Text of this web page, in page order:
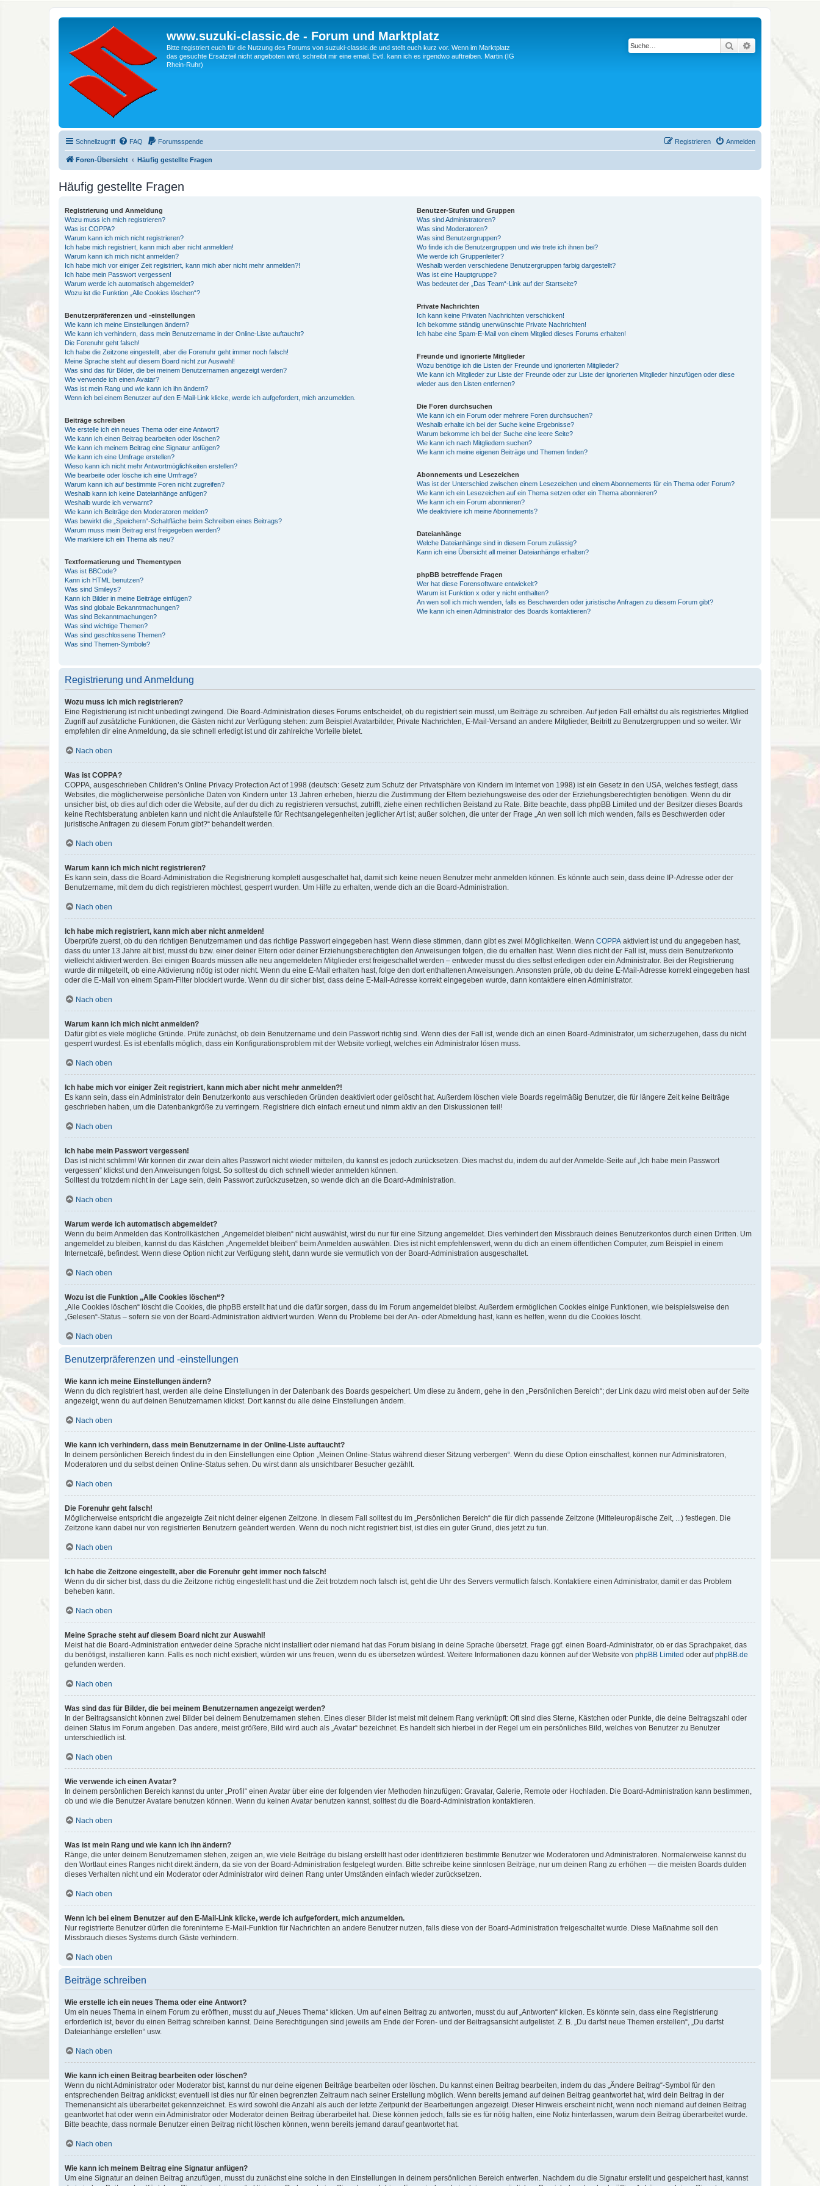
www.suzuki-classic.de - Forum und Marktplatz
Bitte registriert euch für die Nutzung des Forums von suzuki-classic.de und stellt euch kurz vor. Wenn im Marktplatz
das gesuchte Ersatzteil nicht angeboten wird, schreibt mir eine email. Evtl. kann ich es irgendwo auftreiben. Martin (IG
Rhein-Ruhr)
Suche Erweiterte Suche
Schnellzugriff FAQ Forumsspende Anmelden
Registrieren
Foren-Übersicht Häufig gestellte Fragen
Häufig gestellte Fragen
Registrierung und Anmeldung
Wozu muss ich mich registrieren?
Was ist COPPA?
Warum kann ich mich nicht registrieren?
Ich habe mich registriert, kann mich aber nicht anmelden!
Warum kann ich mich nicht anmelden?
Ich habe mich vor einiger Zeit registriert, kann mich aber nicht mehr anmelden?!
Ich habe mein Passwort vergessen!
Warum werde ich automatisch abgemeldet?
Wozu ist die Funktion „Alle Cookies löschen“?
Benutzerpräferenzen und -einstellungen
Wie kann ich meine Einstellungen ändern?
Wie kann ich verhindern, dass mein Benutzername in der Online-Liste auftaucht?
Die Forenuhr geht falsch!
Ich habe die Zeitzone eingestellt, aber die Forenuhr geht immer noch falsch!
Meine Sprache steht auf diesem Board nicht zur Auswahl!
Was sind das für Bilder, die bei meinem Benutzernamen angezeigt werden?
Wie verwende ich einen Avatar?
Was ist mein Rang und wie kann ich ihn ändern?
Wenn ich bei einem Benutzer auf den E-Mail-Link klicke, werde ich aufgefordert, mich anzumelden.
Beiträge schreiben
Wie erstelle ich ein neues Thema oder eine Antwort?
Wie kann ich einen Beitrag bearbeiten oder löschen?
Wie kann ich meinem Beitrag eine Signatur anfügen?
Wie kann ich eine Umfrage erstellen?
Wieso kann ich nicht mehr Antwortmöglichkeiten erstellen?
Wie bearbeite oder lösche ich eine Umfrage?
Warum kann ich auf bestimmte Foren nicht zugreifen?
Weshalb kann ich keine Dateianhänge anfügen?
Weshalb wurde ich verwarnt?
Wie kann ich Beiträge den Moderatoren melden?
Was bewirkt die „Speichern“-Schaltfläche beim Schreiben eines Beitrags?
Warum muss mein Beitrag erst freigegeben werden?
Wie markiere ich ein Thema als neu?
Textformatierung und Thementypen
Was ist BBCode?
Kann ich HTML benutzen?
Was sind Smileys?
Kann ich Bilder in meine Beiträge einfügen?
Was sind globale Bekanntmachungen?
Was sind Bekanntmachungen?
Was sind wichtige Themen?
Was sind geschlossene Themen?
Was sind Themen-Symbole?
Benutzer-Stufen und Gruppen
Was sind Administratoren?
Was sind Moderatoren?
Was sind Benutzergruppen?
Wo finde ich die Benutzergruppen und wie trete ich ihnen bei?
Wie werde ich Gruppenleiter?
Weshalb werden verschiedene Benutzergruppen farbig dargestellt?
Was ist eine Hauptgruppe?
Was bedeutet der „Das Team“-Link auf der Startseite?
Private Nachrichten
Ich kann keine Privaten Nachrichten verschicken!
Ich bekomme ständig unerwünschte Private Nachrichten!
Ich habe eine Spam-E-Mail von einem Mitglied dieses Forums erhalten!
Freunde und ignorierte Mitglieder
Wozu benötige ich die Listen der Freunde und ignorierten Mitglieder?
Wie kann ich Mitglieder zur Liste der Freunde oder zur Liste der ignorierten Mitglieder hinzufügen oder diese
wieder aus den Listen entfernen?
Die Foren durchsuchen
Wie kann ich ein Forum oder mehrere Foren durchsuchen?
Weshalb erhalte ich bei der Suche keine Ergebnisse?
Warum bekomme ich bei der Suche eine leere Seite?
Wie kann ich nach Mitgliedern suchen?
Wie kann ich meine eigenen Beiträge und Themen finden?
Abonnements und Lesezeichen
Was ist der Unterschied zwischen einem Lesezeichen und einem Abonnements für ein Thema oder Forum?
Wie kann ich ein Lesezeichen auf ein Thema setzen oder ein Thema abonnieren?
Wie kann ich ein Forum abonnieren?
Wie deaktiviere ich meine Abonnements?
Dateianhänge
Welche Dateianhänge sind in diesem Forum zulässig?
Kann ich eine Übersicht all meiner Dateianhänge erhalten?
phpBB betreffende Fragen
Wer hat diese Forensoftware entwickelt?
Warum ist Funktion x oder y nicht enthalten?
An wen soll ich mich wenden, falls es Beschwerden oder juristische Anfragen zu diesem Forum gibt?
Wie kann ich einen Administrator des Boards kontaktieren?
Registrierung und Anmeldung
Wozu muss ich mich registrieren?
Eine Registrierung ist nicht unbedingt zwingend. Die Board-Administration dieses Forums entscheidet, ob du registriert sein musst, um Beiträge zu schreiben. Auf jeden Fall erhältst du als registriertes Mitglied
Zugriff auf zusätzliche Funktionen, die Gästen nicht zur Verfügung stehen: zum Beispiel Avatarbilder, Private Nachrichten, E-Mail-Versand an andere Mitglieder, Beitritt zu Benutzergruppen und so weiter. Wir
empfehlen dir eine Anmeldung, da sie schnell erledigt ist und dir zahlreiche Vorteile bietet.
Nach oben
Was ist COPPA?
COPPA, ausgeschrieben Children’s Online Privacy Protection Act of 1998 (deutsch: Gesetz zum Schutz der Privatsphäre von Kindern im Internet von 1998) ist ein Gesetz in den USA, welches festlegt, dass
Websites, die möglicherweise persönliche Daten von Kindern unter 13 Jahren erheben, hierzu die Zustimmung der Eltern beziehungsweise des oder der Erziehungsberechtigten benötigen. Wenn du dir
unsicher bist, ob dies auf dich oder die Website, auf der du dich zu registrieren versuchst, zutrifft, ziehe einen rechtlichen Beistand zu Rate. Bitte beachte, dass phpBB Limited und der Besitzer dieses Boards
keine Rechtsberatung anbieten kann und nicht die Anlaufstelle für Rechtsangelegenheiten jeglicher Art ist; außer solchen, die unter der Frage „An wen soll ich mich wenden, falls es Beschwerden oder
juristische Anfragen zu diesem Forum gibt?“ behandelt werden.
Nach oben
Warum kann ich mich nicht registrieren?
Es kann sein, dass die Board-Administration die Registrierung komplett ausgeschaltet hat, damit sich keine neuen Benutzer mehr anmelden können. Es könnte auch sein, dass deine IP-Adresse oder der
Benutzername, mit dem du dich registrieren möchtest, gesperrt wurden. Um Hilfe zu erhalten, wende dich an die Board-Administration.
Nach oben
Ich habe mich registriert, kann mich aber nicht anmelden!
Überprüfe zuerst, ob du den richtigen Benutzernamen und das richtige Passwort eingegeben hast. Wenn diese stimmen, dann gibt es zwei Möglichkeiten. Wenn COPPA aktiviert ist und du angegeben hast,
dass du unter 13 Jahre alt bist, musst du bzw. einer deiner Eltern oder deiner Erziehungsberechtigten den Anweisungen folgen, die du erhalten hast. Wenn dies nicht der Fall ist, muss dein Benutzerkonto
vielleicht aktiviert werden. Bei einigen Boards müssen alle neu angemeldeten Mitglieder erst freigeschaltet werden – entweder musst du dies selbst erledigen oder ein Administrator. Bei der Registrierung
wurde dir mitgeteilt, ob eine Aktivierung nötig ist oder nicht. Wenn du eine E-Mail erhalten hast, folge den dort enthaltenen Anweisungen. Ansonsten prüfe, ob du deine E-Mail-Adresse korrekt eingegeben hast
oder die E-Mail von einem Spam-Filter blockiert wurde. Wenn du dir sicher bist, dass deine E-Mail-Adresse korrekt eingegeben wurde, dann kontaktiere einen Administrator.
Nach oben
Warum kann ich mich nicht anmelden?
Dafür gibt es viele mögliche Gründe. Prüfe zunächst, ob dein Benutzername und dein Passwort richtig sind. Wenn dies der Fall ist, wende dich an einen Board-Administrator, um sicherzugehen, dass du nicht
gesperrt wurdest. Es ist ebenfalls möglich, dass ein Konfigurationsproblem mit der Website vorliegt, welches ein Administrator lösen muss.
Nach oben
Ich habe mich vor einiger Zeit registriert, kann mich aber nicht mehr anmelden?!
Es kann sein, dass ein Administrator dein Benutzerkonto aus verschieden Gründen deaktiviert oder gelöscht hat. Außerdem löschen viele Boards regelmäßig Benutzer, die für längere Zeit keine Beiträge
geschrieben haben, um die Datenbankgröße zu verringern. Registriere dich einfach erneut und nimm aktiv an den Diskussionen teil!
Nach oben
Ich habe mein Passwort vergessen!
Das ist nicht schlimm! Wir können dir zwar dein altes Passwort nicht wieder mitteilen, du kannst es jedoch zurücksetzen. Dies machst du, indem du auf der Anmelde-Seite auf „Ich habe mein Passwort
vergessen“ klickst und den Anweisungen folgst. So solltest du dich schnell wieder anmelden können.
Solltest du trotzdem nicht in der Lage sein, dein Passwort zurückzusetzen, so wende dich an die Board-Administration.
Nach oben
Warum werde ich automatisch abgemeldet?
Wenn du beim Anmelden das Kontrollkästchen „Angemeldet bleiben“ nicht auswählst, wirst du nur für eine Sitzung angemeldet. Dies verhindert den Missbrauch deines Benutzerkontos durch einen Dritten. Um
angemeldet zu bleiben, kannst du das Kästchen „Angemeldet bleiben“ beim Anmelden auswählen. Dies ist nicht empfehlenswert, wenn du dich an einem öffentlichen Computer, zum Beispiel in einem
Internetcafé, befindest. Wenn diese Option nicht zur Verfügung steht, dann wurde sie vermutlich von der Board-Administration ausgeschaltet.
Nach oben
Wozu ist die Funktion „Alle Cookies löschen“?
„Alle Cookies löschen“ löscht die Cookies, die phpBB erstellt hat und die dafür sorgen, dass du im Forum angemeldet bleibst. Außerdem ermöglichen Cookies einige Funktionen, wie beispielsweise den
„Gelesen“-Status – sofern sie von der Board-Administration aktiviert wurden. Wenn du Probleme bei der An- oder Abmeldung hast, kann es helfen, wenn du die Cookies löscht.
Nach oben
Benutzerpräferenzen und -einstellungen
Wie kann ich meine Einstellungen ändern?
Wenn du dich registriert hast, werden alle deine Einstellungen in der Datenbank des Boards gespeichert. Um diese zu ändern, gehe in den „Persönlichen Bereich“; der Link dazu wird meist oben auf der Seite
angezeigt, wenn du auf deinen Benutzernamen klickst. Dort kannst du alle deine Einstellungen ändern.
Nach oben
Wie kann ich verhindern, dass mein Benutzername in der Online-Liste auftaucht?
In deinem persönlichen Bereich findest du in den Einstellungen eine Option „Meinen Online-Status während dieser Sitzung verbergen“. Wenn du diese Option einschaltest, können nur Administratoren,
Moderatoren und du selbst deinen Online-Status sehen. Du wirst dann als unsichtbarer Besucher gezählt.
Nach oben
Die Forenuhr geht falsch!
Möglicherweise entspricht die angezeigte Zeit nicht deiner eigenen Zeitzone. In diesem Fall solltest du im „Persönlichen Bereich“ die für dich passende Zeitzone (Mitteleuropäische Zeit, ...) festlegen. Die
Zeitzone kann dabei nur von registrierten Benutzern geändert werden. Wenn du noch nicht registriert bist, ist dies ein guter Grund, dies jetzt zu tun.
Nach oben
Ich habe die Zeitzone eingestellt, aber die Forenuhr geht immer noch falsch!
Wenn du dir sicher bist, dass du die Zeitzone richtig eingestellt hast und die Zeit trotzdem noch falsch ist, geht die Uhr des Servers vermutlich falsch. Kontaktiere einen Administrator, damit er das Problem
beheben kann.
Nach oben
Meine Sprache steht auf diesem Board nicht zur Auswahl!
Meist hat die Board-Administration entweder deine Sprache nicht installiert oder niemand hat das Forum bislang in deine Sprache übersetzt. Frage ggf. einen Board-Administrator, ob er das Sprachpaket, das
du benötigst, installieren kann. Falls es noch nicht existiert, würden wir uns freuen, wenn du es übersetzen würdest. Weitere Informationen dazu können auf der Website von phpBB Limited oder aufphpBB.de
gefunden werden.
Nach oben
Was sind das für Bilder, die bei meinem Benutzernamen angezeigt werden?
In der Beitragsansicht können zwei Bilder bei deinem Benutzernamen stehen. Eines dieser Bilder ist meist mit deinem Rang verknüpft: Oft sind dies Sterne, Kästchen oder Punkte, die deine Beitragszahl oder
deinen Status im Forum angeben. Das andere, meist größere, Bild wird auch als „Avatar“ bezeichnet. Es handelt sich hierbei in der Regel um ein persönliches Bild, welches von Benutzer zu Benutzer
unterschiedlich ist.
Nach oben
Wie verwende ich einen Avatar?
In deinem persönlichen Bereich kannst du unter „Profil“ einen Avatar über eine der folgenden vier Methoden hinzufügen: Gravatar, Galerie, Remote oder Hochladen. Die Board-Administration kann bestimmen,
ob und wie die Benutzer Avatare benutzen können. Wenn du keinen Avatar benutzen kannst, solltest du die Board-Administration kontaktieren.
Nach oben
Was ist mein Rang und wie kann ich ihn ändern?
Ränge, die unter deinem Benutzernamen stehen, zeigen an, wie viele Beiträge du bislang erstellt hast oder identifizieren bestimmte Benutzer wie Moderatoren und Administratoren. Normalerweise kannst du
den Wortlaut eines Ranges nicht direkt ändern, da sie von der Board-Administration festgelegt wurden. Bitte schreibe keine sinnlosen Beiträge, nur um deinen Rang zu erhöhen — die meisten Boards dulden
dieses Verhalten nicht und ein Moderator oder Administrator wird deinen Rang unter Umständen einfach wieder zurücksetzen.
Nach oben
Wenn ich bei einem Benutzer auf den E-Mail-Link klicke, werde ich aufgefordert, mich anzumelden.
Nur registrierte Benutzer dürfen die foreninterne E-Mail-Funktion für Nachrichten an andere Benutzer nutzen, falls diese von der Board-Administration freigeschaltet wurde. Diese Maßnahme soll den
Missbrauch dieses Systems durch Gäste verhindern.
Nach oben
Beiträge schreiben
Wie erstelle ich ein neues Thema oder eine Antwort?
Um ein neues Thema in einem Forum zu eröffnen, musst du auf „Neues Thema“ klicken. Um auf einen Beitrag zu antworten, musst du auf „Antworten“ klicken. Es könnte sein, dass eine Registrierung
erforderlich ist, bevor du einen Beitrag schreiben kannst. Deine Berechtigungen sind jeweils am Ende der Foren- und der Beitragsansicht aufgelistet. Z. B. „Du darfst neue Themen erstellen“, „Du darfst
Dateianhänge erstellen“ usw.
Nach oben
Wie kann ich einen Beitrag bearbeiten oder löschen?
Wenn du nicht Administrator oder Moderator bist, kannst du nur deine eigenen Beiträge bearbeiten oder löschen. Du kannst einen Beitrag bearbeiten, indem du das „Ändere Beitrag“-Symbol für den
entsprechenden Beitrag anklickst; eventuell ist dies nur für einen begrenzten Zeitraum nach seiner Erstellung möglich. Wenn bereits jemand auf deinen Beitrag geantwortet hat, wird dein Beitrag in der
Themenansicht als überarbeitet gekennzeichnet. Es wird sowohl die Anzahl als auch der letzte Zeitpunkt der Bearbeitungen angezeigt. Dieser Hinweis erscheint nicht, wenn noch niemand auf deinen Beitrag
geantwortet hat oder wenn ein Administrator oder Moderator deinen Beitrag überarbeitet hat. Diese können jedoch, falls sie es für nötig halten, eine Notiz hinterlassen, warum dein Beitrag überarbeitet wurde.
Bitte beachte, dass normale Benutzer einen Beitrag nicht löschen können, wenn bereits jemand darauf geantwortet hat.
Nach oben
Wie kann ich meinem Beitrag eine Signatur anfügen?
Um eine Signatur an deinen Beitrag anzufügen, musst du zunächst eine solche in den Einstellungen in deinem persönlichen Bereich entwerfen. Nachdem du die Signatur erstellt und gespeichert hast, kannst